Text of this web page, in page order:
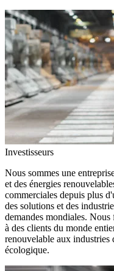
Investisseurs
Nous sommes une
et des énergies
commerciales depuis plus
des solutions et des
demandes mondiales.
à des clients du monde
renouvelable aux industries
écologique.